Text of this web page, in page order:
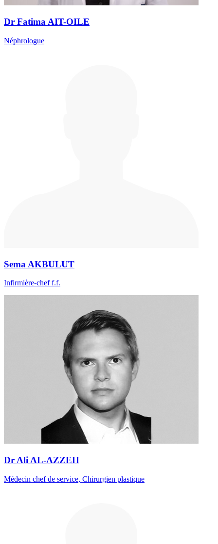
Dr Fatima AIT-OILE
Néphrologue
Sema AKBULUT
Infirmière-chef f.f.
Dr Ali AL-AZZEH
Médecin chef de service, Chirurgien plastique